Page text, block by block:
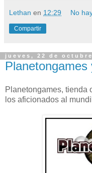
Lethan en 12:29 No
Compartir
jueves, 22 de
Planetongames, tienda
los aficionados al